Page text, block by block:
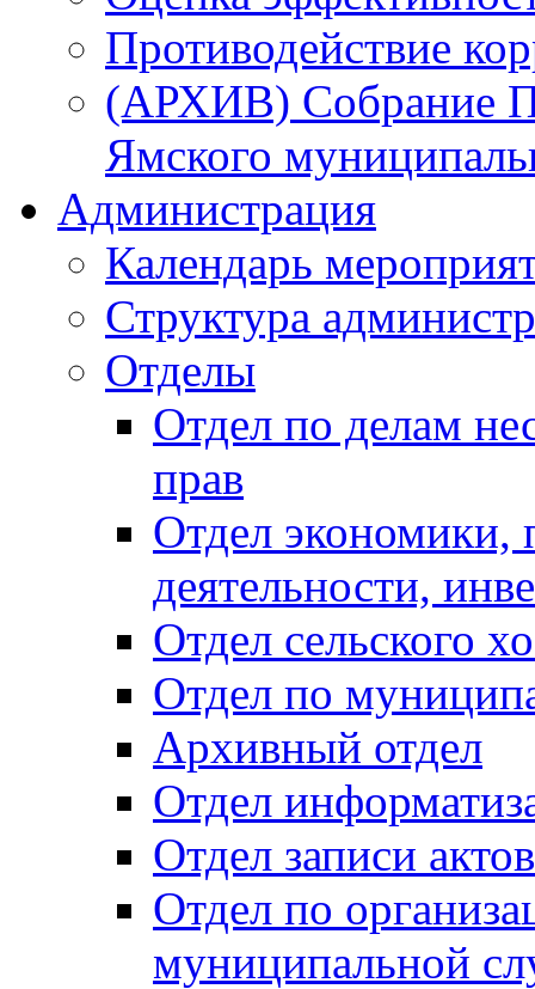
Противодействие
(АРХИВ) Собрание
Ямского
Администрация
Календарь
Структура
Отделы
Отдел по делам
прав
Отдел экономики,
деятельности,
Отдел сельского
Отдел по
Архивный отдел
Отдел
Отдел записи
Отдел по
муниципальной